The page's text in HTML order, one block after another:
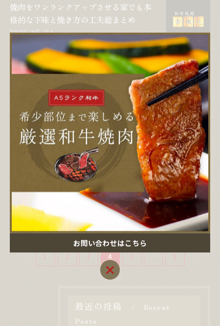
焼肉をワンランクアップさせる家でも本
格的な下味と焼き方の工夫総まとめ
2026/05/24
焼肉の香ばしさを堪能しつつ部屋や服の
2026/05/21
焼肉で感じる開放感と元気の理由を心理
と身体の両面から解説
焼肉を完璧に楽しむための部位選びとカ
2026/05/19
1 2 3 4 5 8
最近の投稿
Recent
Posts
お問い合わせはこちら
お問い合わせはこちら